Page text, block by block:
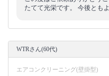
たてて光栄です。 今後とも
WTRさん(60代)
エアコンクリーニング(壁掛型)